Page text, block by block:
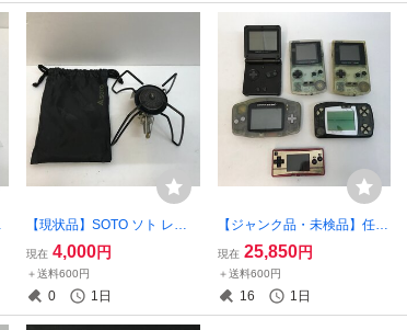
【現状品】SOTO ソト レギ
ュレーターストーブ モノト
ーン ST-310MT 【家電-76
1】
現在 4,000円
＋送料600円
0 1日
【ジャンク品・未検品】任天
堂 GBA×1、GBASP×1、G
Bカラー×2、GBミクロ×1、
ワンダースワン×1 【ゲー
ム-588】
現在 25,850円
＋送料600円
16 1日